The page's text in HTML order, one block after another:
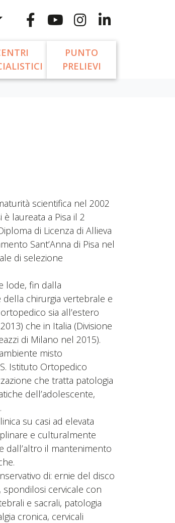
PUNTO
PRELIEVI
scientifica nel 2002
laureata a Pisa il 2
di Licenza di Allieva
Sant’Anna di Pisa nel
di selezione
lode, fin dalla
chirurgia vertebrale e
sia all’estero
che in Italia (Divisione
di Milano nel 2015).
misto
Istituto Ortopedico
che tratta patologia
dell’adolescente,
su casi ad elevata
e culturalmente
dall’altro il mantenimento
di: ernie del disco
cervicale con
e sacrali, patologia
cronica, cervicali